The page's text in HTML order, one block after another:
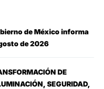
de México informa
de 2026
DE
SEGURIDAD,